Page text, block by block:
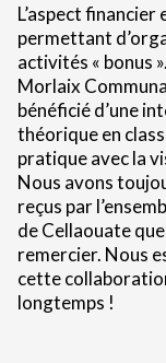
L’aspect
permettant
activités « bonus ».
Morlaix
bénéficié d’une
théorique en
pratique avec la
Nous avons
reçus par
de Cellaouate
remercier. Nous
cette
longtemps !